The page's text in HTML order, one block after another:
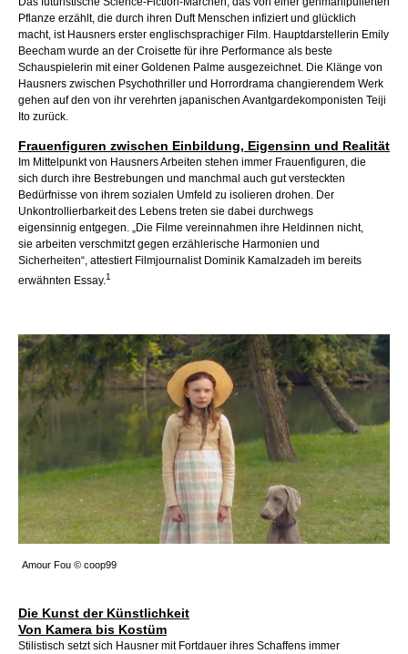
Pflanze erzählt, die durch ihren Duft Menschen infiziert und glücklich
macht, ist Hausners erster englischsprachiger Film. Hauptdarstellerin Emily
Beecham wurde an der Croisette für ihre Performance als beste
Schauspielerin mit einer Goldenen Palme ausgezeichnet. Die Klänge von
Hausners zwischen Psychothriller und Horrordrama changierendem Werk
gehen auf den von ihr verehrten japanischen Avantgardekomponisten Teiji
Ito zurück.
Frauenfiguren zwischen Einbildung, Eigensinn und Realität
Im Mittelpunkt von Hausners Arbeiten stehen immer Frauenfiguren, die
sich durch ihre Bestrebungen und manchmal auch gut versteckten
Bedürfnisse von ihrem sozialen Umfeld zu isolieren drohen. Der
Unkontrollierbarkeit des Lebens treten sie dabei durchwegs
eigensinnig entgegen. „Die Filme vereinnahmen ihre Heldinnen nicht,
sie arbeiten verschmitztgegen erzählerische Harmonien und
Sicherheiten“, attestiert Filmjournalist Dominik Kamalzadeh im bereits
erwähnten Essay.1
Amour Fou © coop99
Die Kunst der Künstlichkeit
Von Kamera bis Kostüm
Stilistisch setzt sich Hausner mit Fortdauer ihres Schaffens immer